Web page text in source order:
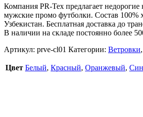
Компания PR-Tex предлагает недорогие
мужские промо футболки. Состав 100%
Узбекистан. Бесплатная доставка до
В наличии на складе постоянно более
Артикул: prve-cl01 Категории: Ветровки,
Цвет Белый, Красный, Оранжевый,